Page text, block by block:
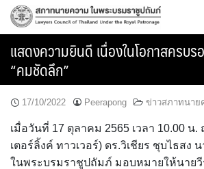
Skip
แสดงความยินดี เนื่องในโอกาสครบ
“คมชัดลึก”
17/10/2022 Peerapong ข่าวสภาทนาย
เมื่อวันที่ 17 ตุลาคม 2565 เวลา 10.00 น
เตอร์ลิ้งค์ ทาวเวอร์) ดร.วิเชียร ชุบไธสง
ในพระบรมราชูปถัมภ์ มอบหมายให้นาย